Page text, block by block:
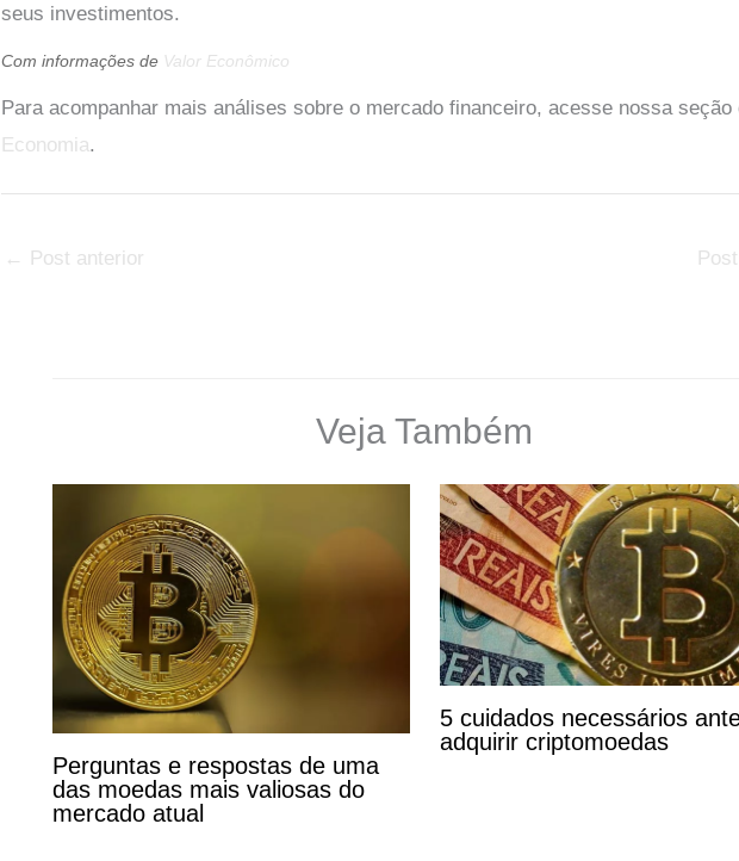
seus investimentos.
Com informações de Valor Econômico
Para acompanhar mais análises sobre o mercado financeiro, acesse nossa seção
Economia.
← Post anterior
Veja Também
Perguntas e respostas de uma
das moedas mais valiosas do
mercado atual
5 cuidados necessários
adquirir criptomoedas